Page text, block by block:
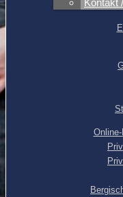
Kontakt